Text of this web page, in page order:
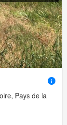
Pays de la